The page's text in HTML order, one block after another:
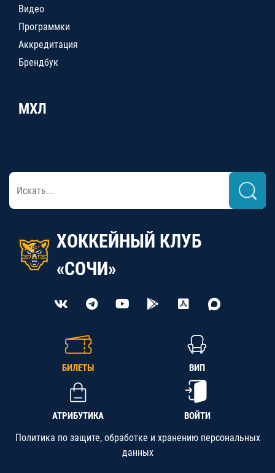
Видео
Программки
Аккредитация
Брендбук
МХЛ
ХОККЕЙНЫЙ КЛУБ
«СОЧИ»
БИЛЕТЫ ВИП
АТРИБУТИКА ВОЙТИ
Политика по защите, обработке и хранению персональных
данных